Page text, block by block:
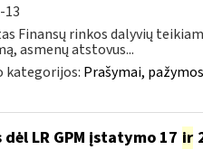
13
Finansų rinkos dalyvių
asmenų atstovus...
kategorijos: Prašymai,
LR GPM įstatymo 17 ir